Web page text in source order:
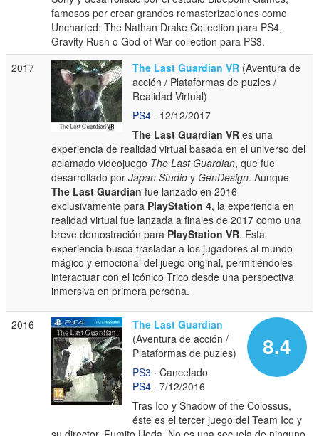
famosos por crear grandes remasterizaciones como
Uncharted: The Nathan Drake Collection para PS4,
Gravity Rush o God of War collection para PS3.
2017
The Last Guardian VR (Aventura de
acción / Plataformas de puzles /
Realidad Virtual)
PS4 · 12/12/2017
The Last Guardian VR es una
experiencia de realidad virtual basada en el universo del
aclamado videojuego The Last Guardian, que fue
desarrollado porJapan Studio yGenDesign. Aunque
The Last Guardian fue lanzado en 2016
exclusivamente para PlayStation 4, la experiencia en
realidad virtual fue lanzada a finales de 2017 como una
breve demostración para PlayStation VR. Esta
experiencia busca trasladar a los jugadores al mundo
mágico y emocional del juego original, permitiéndoles
interactuar con el icónico Trico desde una perspectiva
inmersiva en primera persona.
2016
8.4
The Last Guardian
(Aventura de acción /
Plataformas de puzles)
PS3 · Cancelado
PS4 · 7/12/2016
Tras Ico y Shadow of the Colossus,
éste es el tercer juego del Team Ico y